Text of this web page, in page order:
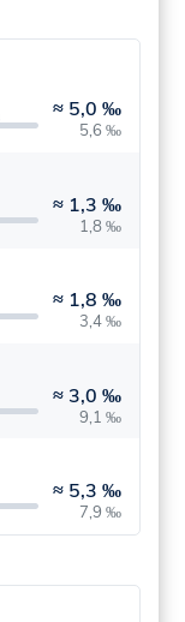
≈ 5,0 ‰
5,6 ‰
≈ 1,3 ‰
1,8 ‰
≈ 1,8 ‰
3,4 ‰
≈ 3,0 ‰
9,1 ‰
≈ 5,3 ‰
7,9 ‰